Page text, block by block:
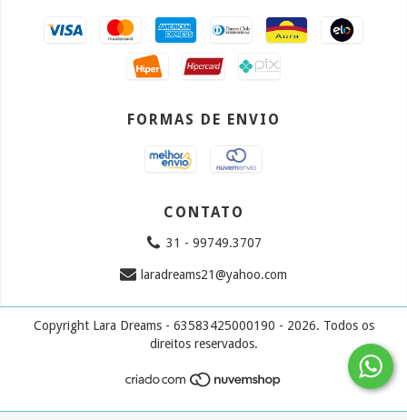
FORMAS DE ENVIO
CONTATO
31 - 99749.3707
laradreams21@yahoo.com
Copyright Lara Dreams - 63583425000190 - 2026. Todos os
direitos reservados.